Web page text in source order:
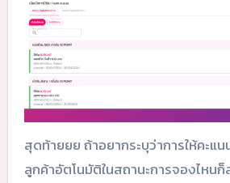
สุดท้ายยย ถ้าอยากระบุว่าการให้คะแน
ลูกค้าอัตโนมัติในสถานะการจองไหน